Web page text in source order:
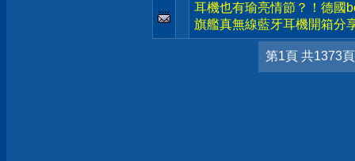
耳機也有瑜亮情節？！德國
旗艦真無線藍牙耳機開箱分
第1頁 共1373頁